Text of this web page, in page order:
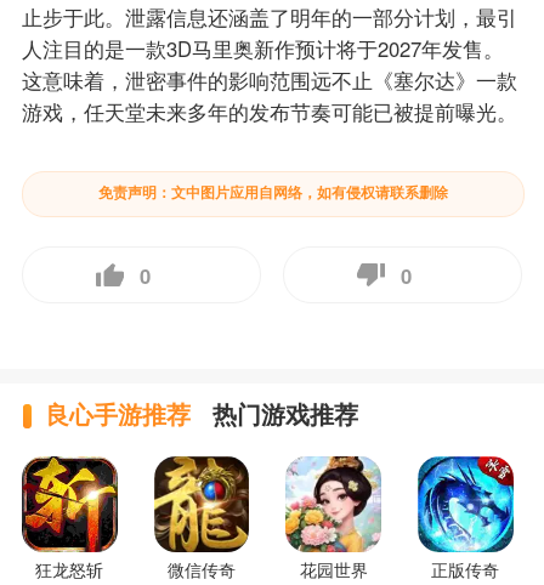
止步于此。泄露信息还涵盖了明年的一部分计划，最引
人注目的是一款3D马里奥新作预计将于2027年发售。
这意味着，泄密事件的影响范围远不止《塞尔达》一款
游戏，任天堂未来多年的发布节奏可能已被提前曝光。
免责声明：文中图片应用自网络，如有侵权请联系删除
0 0
良心手游推荐 热门游戏推荐
狂龙怒斩 微信传奇 花园世界 正版传奇